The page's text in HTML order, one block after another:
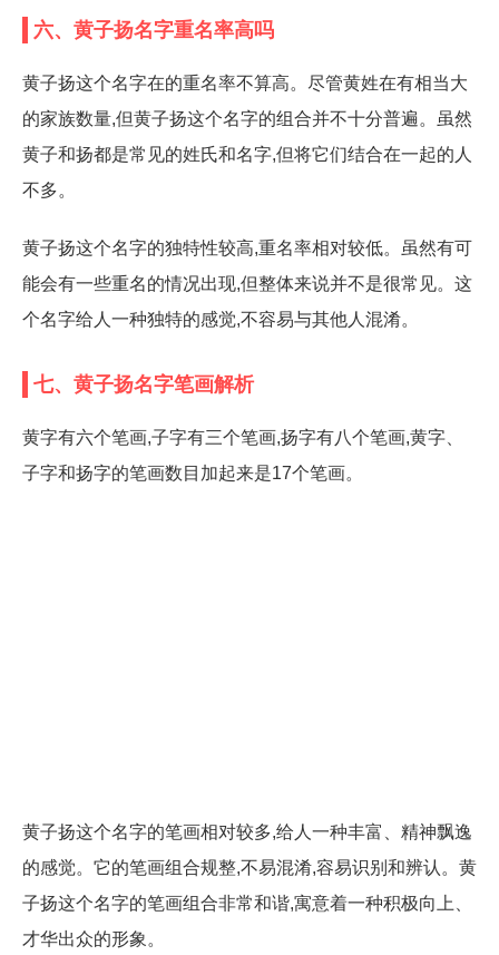
六、黄子扬名字重名率高吗
黄子扬这个名字在的重名率不算高。尽管黄姓在有相当大
的家族数量,但黄子扬这个名字的组合并不十分普遍。虽然
黄子和扬都是常见的姓氏和名字,但将它们结合在一起的人
不多。
黄子扬这个名字的独特性较高,重名率相对较低。虽然有可
能会有一些重名的情况出现,但整体来说并不是很常见。这
个名字给人一种独特的感觉,不容易与其他人混淆。
七、黄子扬名字笔画解析
黄字有六个笔画,子字有三个笔画,扬字有八个笔画,黄字、
子字和扬字的笔画数目加起来是17个笔画。
黄子扬这个名字的笔画相对较多,给人一种丰富、精神飘逸
的感觉。它的笔画组合规整,不易混淆,容易识别和辨认。黄
子扬这个名字的笔画组合非常和谐,寓意着一种积极向上、
才华出众的形象。